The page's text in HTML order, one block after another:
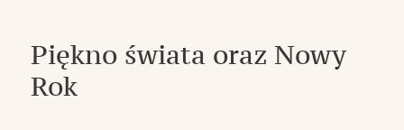
Piękno świata oraz Nowy
Rok